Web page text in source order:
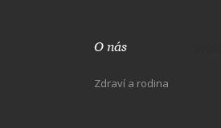
O nás
Zdraví a rodina